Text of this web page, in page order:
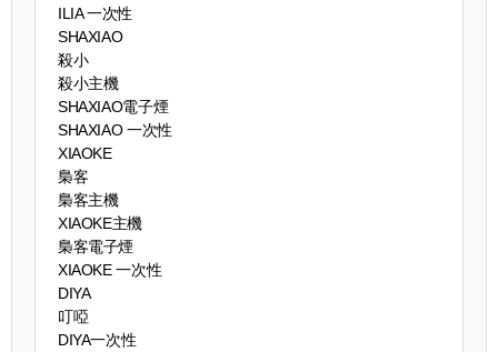
ILIA 一次性
SHAXIAO
殺小
殺小主機
SHAXIAO電子煙
SHAXIAO 一次性
XIAOKE
梟客
梟客主機
XIAOKE主機
梟客電子煙
XIAOKE 一次性
DIYA
叮啞
DIYA一次性